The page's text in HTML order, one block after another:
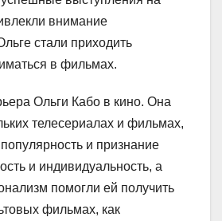
внимание
стали приходить
в фильмах.
Ольги Кабо в кино. Она
телесериалах и фильмах,
и признание
и индивидуальность, а
помогли ей получить
фильмах, как